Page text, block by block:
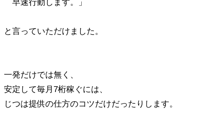
早速行動します。」
と言っていただけました。
一発だけでは無く、
安定して毎月7桁稼ぐには、
じつは提供の仕方のコツだけだったりします。